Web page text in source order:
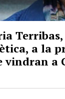
a la
vindran a